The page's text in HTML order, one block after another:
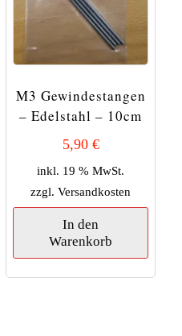
M3 Gewindestangen
– Edelstahl – 10cm
5,90 €
inkl. 19 % MwSt.
zzgl.Versandkosten
In den
Warenkorb